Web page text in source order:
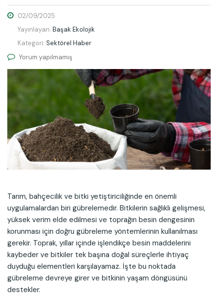
02/09/2025
Yayınlayan: Başak Ekolojik
Kategori: Sektörel Haber
Yorum yapılmamış
Tarım, bahçecilik ve bitki yetiştiriciliğinde en önemli
uygulamalardan biri gübrelemedir. Bitkilerin sağlıklı gelişmesi,
yüksek verim elde edilmesi ve toprağın besin dengesinin
korunması için doğru gübreleme yöntemlerinin kullanılması
gerekir. Toprak, yıllar içinde işlendikçe besin maddelerini
kaybeder ve bitkiler tek başına doğal süreçlerle ihtiyaç
duyduğu elementleri karşılayamaz. İşte bu noktada
gübreleme devreye girer ve bitkinin yaşam döngüsünü
destekler.